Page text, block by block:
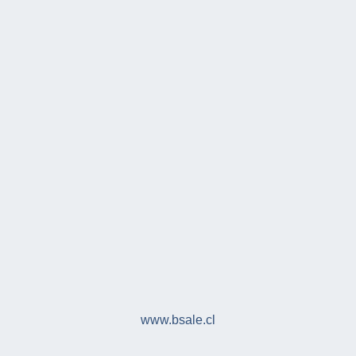
www.bsale.cl